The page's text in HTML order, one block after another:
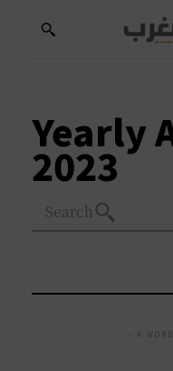
Yearly
2023
Search